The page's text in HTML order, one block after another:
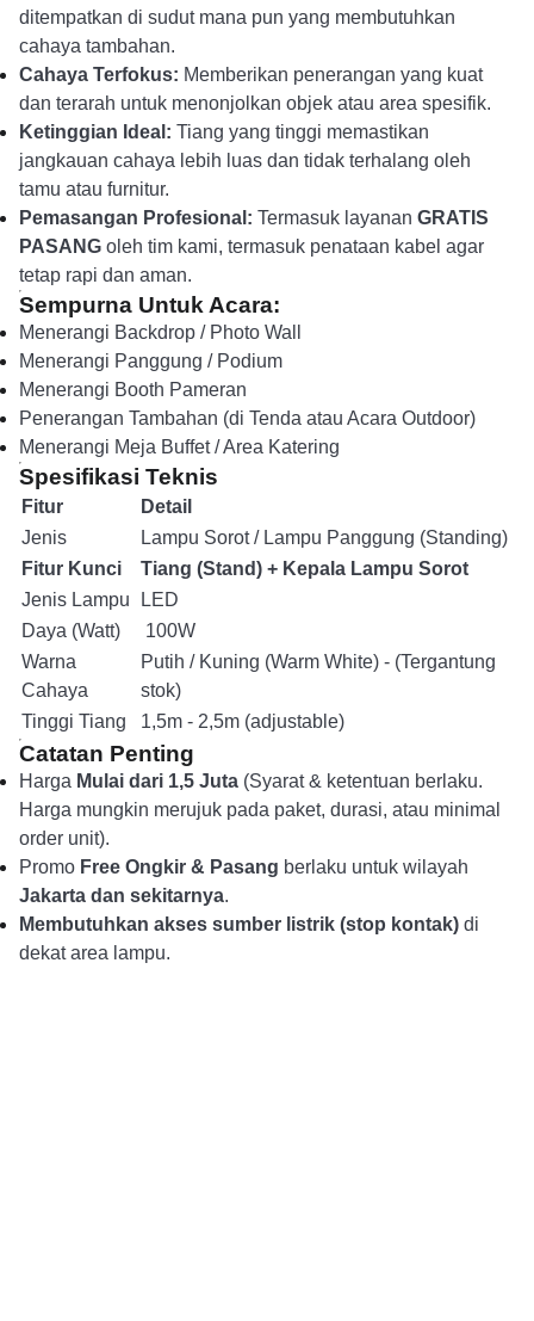
ditempatkan di sudut mana pun yang membutuhkan
cahaya tambahan.
Cahaya Terfokus: Memberikan penerangan yang kuat
dan terarah untuk menonjolkan objek atau area spesifik.
Ketinggian Ideal: Tiang yang tinggi memastikan
jangkauan cahaya lebih luas dan tidak terhalang oleh
tamu atau furnitur.
Pemasangan Profesional: Termasuk layanan GRATIS
PASANG oleh tim kami, termasuk penataan kabel agar
tetap rapi dan aman.
Sempurna Untuk Acara:
Menerangi Backdrop / Photo Wall
Menerangi Panggung / Podium
Menerangi Booth Pameran
Penerangan Tambahan (di Tenda atau Acara Outdoor)
Menerangi Meja Buffet / Area Katering
Spesifikasi Teknis
Fitur
Detail
Jenis
Lampu Sorot / Lampu Panggung (Standing)
Fitur Kunci
Tiang (Stand) + Kepala Lampu Sorot
Jenis Lampu
LED
Daya (Watt)
100W
Warna
Cahaya
Putih / Kuning (Warm White) - (Tergantung
stok)
Tinggi Tiang
1,5m - 2,5m (adjustable)
Catatan Penting
Harga Mulai dari 1,5 Juta (Syarat & ketentuan berlaku.
Harga mungkin merujuk pada paket, durasi, atau minimal
order unit).
Promo Free Ongkir & Pasang berlaku untuk wilayah
Jakarta dan sekitarnya.
Membutuhkan akses sumber listrik (stop kontak) di
dekat area lampu.